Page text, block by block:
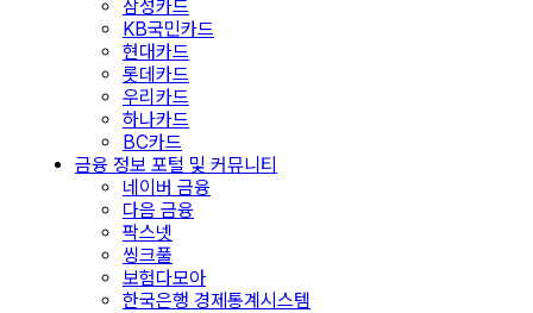
삼성카드
KB국민카드
현대카드
롯데카드
우리카드
하나카드
BC카드
금융 정보 포털 및 커뮤니티
네이버 금융
다음 금융
팍스넷
씽크풀
보험다모아
한국은행 경제통계시스템